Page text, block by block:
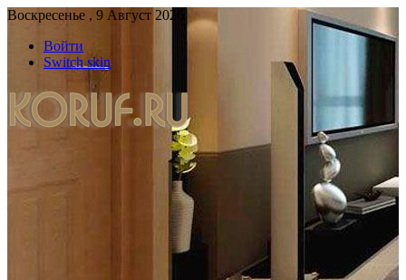
Воскресенье , 9 Август 2026
Войти
Switch skin